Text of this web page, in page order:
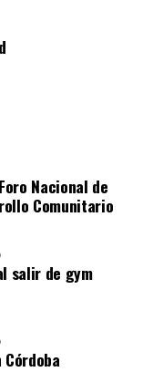
Nacional de
Comunitario
salir de gym
Córdoba